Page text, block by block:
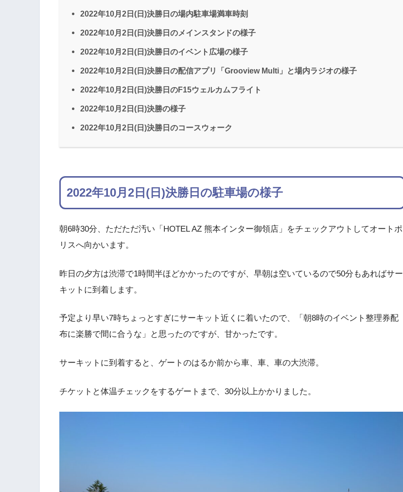
2022年10月2日(日)決勝日の場内駐車場満車時刻
2022年10月2日(日)決勝日のメインスタンドの様子
2022年10月2日(日)決勝日のイベント広場の様子
2022年10月2日(日)決勝日の配信アプリ「Grooview Multi」と場内ラジオの様子
2022年10月2日(日)決勝日のF15ウェルカムフライト
2022年10月2日(日)決勝の様子
2022年10月2日(日)決勝日のコースウォーク
2022年10月2日(日)決勝日の駐車場の様子
朝6時30分、ただただ汚い「HOTEL AZ 熊本インター御領店」をチェックアウトしてオートポ
リスへ向かいます。
昨日の夕方は渋滞で1時間半ほどかかったのですが、早朝は空いているので50分もあればサー
キットに到着します。
予定より早い7時ちょっとすぎにサーキット近くに着いたので、「朝8時のイベント整理券配
布に楽勝で間に合うな」と思ったのですが、甘かったです。
サーキットに到着すると、ゲートのはるか前から車、車、車の大渋滞。
チケットと体温チェックをするゲートまで、30分以上かかりました。